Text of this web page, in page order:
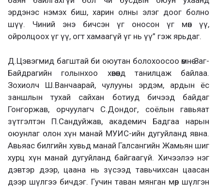
эрдэнэс нэмэх биш, харин олны элэг доог болно
шүү. Чиний энэ бичсэн үг оносон үг мөн үү,
ойролцоох үг үү, огт хамаагүй үг нь үү” гэж ярьдаг.
Д.Цэвэгмид багштай би оюутан болохоосоо өмнө Заг-
Байдрагийн голынхоо хөвөөнд танилцаж байлаа.
Зохиолч Ш.Ванчаарай, чулууны эрдэм, ардын ёс
заншлын тухай сайхан ботиуд бичээд байдаг
Гонгоржав, орчуулагч С.Дондог, соёлын гавьяат
зүтгэлтэн П.Сандуйжав, академич Бадгаа нарын
оюунлаг олон хүн манай МУИС-ийн дугуйланд явна.
Авьяас билгийн хувьд манай Галсангийн Жамьян шиг
хурц хүн манай дугуйланд байгаагүй. Хичээлээ нэг
дэвтэр дээр, цаана нь зүсээд тавьчихсан цаасан
дээр шүлгээ бичдэг. Гучин таван мянган мөр шүлгэн